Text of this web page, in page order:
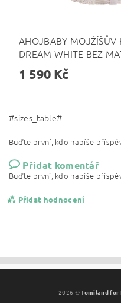
AHOJBABY MOJŽÍŠŮV
DREAM WHITE BEZ
1 590 Kč
#sizes_table#
Buďte první, kdo napíše
Přidat komentář
Buďte první, kdo napíše
Přidat hodnocení
2026 ©Tomiland for